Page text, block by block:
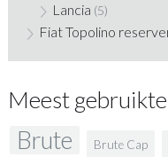
Lancia (5)
Fiat Topolino
Meest
Brute Brute Cap